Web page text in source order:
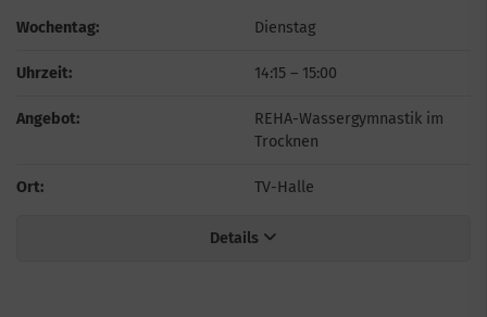
Wochentag: Dienstag
Uhrzeit: 14:15 – 15:00
Angebot:
REHA-Wassergymnastik im
Trocknen
Ort: TV-Halle
Details